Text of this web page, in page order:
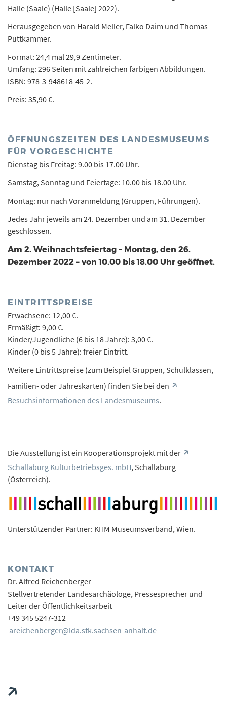
Halle (Saale) (Halle [Saale] 2022).
Herausgegeben von Harald Meller, Falko Daim und Thomas
Puttkammer.
Format: 24,4 mal 29,9 Zentimeter.
Umfang: 296 Seiten mit zahlreichen farbigen Abbildungen.
ISBN: 978-3-948618-45-2.
Preis: 35,90 €.
ÖFFNUNGSZEITEN DES LANDESMUSEUMS
FÜR VORGESCHICHTE
Dienstag bis Freitag: 9.00 bis 17.00 Uhr.
Samstag, Sonntag und Feiertage: 10.00 bis 18.00 Uhr.
Montag: nur nach Voranmeldung (Gruppen, Führungen).
Jedes Jahr jeweils am 24. Dezember und am 31. Dezember
geschlossen.
Am 2. Weihnachtsfeiertag – Montag, den 26.
Dezember 2022 – von 10.00 bis 18.00 Uhr geöffnet.
EINTRITTSPREISE
Erwachsene: 12,00 €.
Ermäßigt: 9,00 €.
Kinder/Jugendliche (6 bis 18 Jahre): 3,00 €.
Kinder (0 bis 5 Jahre): freier Eintritt.
Weitere Eintrittspreise (zum Beispiel Gruppen, Schulklassen,
Familien- oder Jahreskarten) finden Sie bei den
Besuchsinformationen des Landesmuseums.
Die Ausstellung ist ein Kooperationsprojekt mit der
Schallaburg Kulturbetriebsges. mbH, Schallaburg
(Österreich).
Unterstützender Partner: KHM Museumsverband, Wien.
KONTAKT
Dr. Alfred Reichenberger
Stellvertretender Landesarchäologe, Pressesprecher und
Leiter der Öffentlichkeitsarbeit
+49 345 5247-312
areichenberger@lda.stk.sachsen-anhalt.de